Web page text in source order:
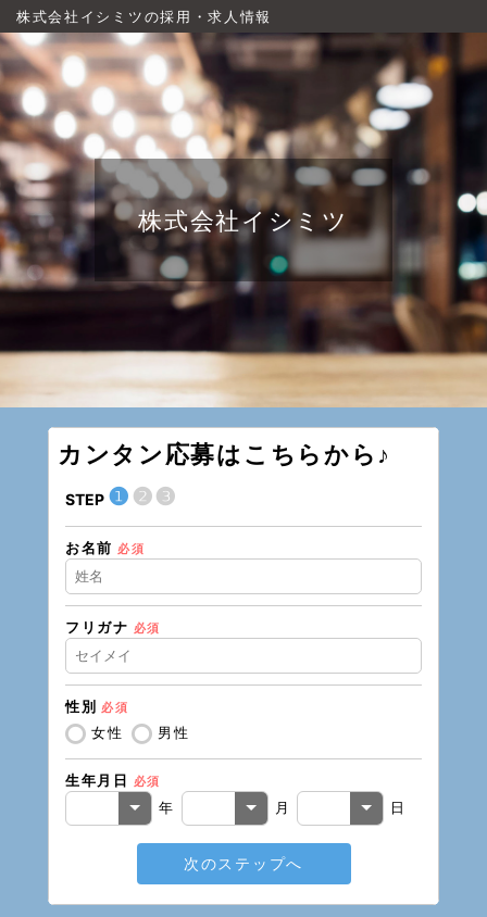
株式会社イシミツの採用・求人情報
株式会社イシミツ
カンタン応募はこちらから♪
STEP ❶❷❸
お名前 必須
フリガナ 必須
性別 必須
女性 男性
生年月日 必須
年 月 日
次のステップへ